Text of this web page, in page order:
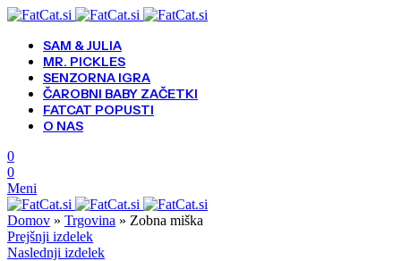
SAM & JULIA
MR. PICKLES
SENZORNA IGRA
ČAROBNI BABY ZAČETKI
FATCAT POPUSTI
O NAS
0
0
Meni
Domov » Trgovina » Zobna miška
Prejšnji izdelek
Naslednji izdelek